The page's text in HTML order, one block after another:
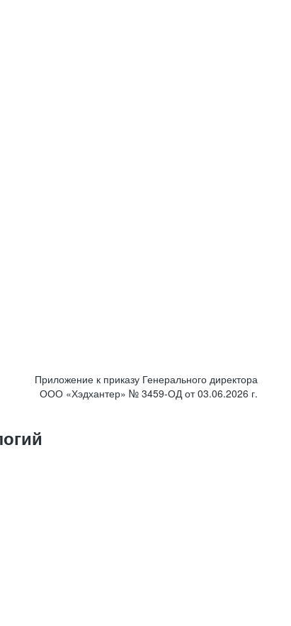
Приложение к приказу Генерального директора
ООО «Хэдхантер» № 3459-ОД от 03.06.2026 г.